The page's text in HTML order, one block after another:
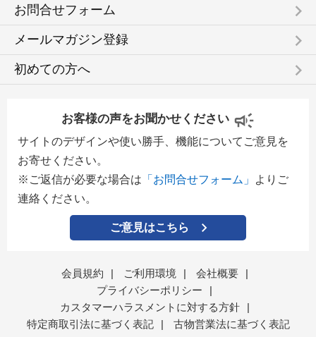
お問合せフォーム keyboard_arrow_right
メールマガジン登録 keyboard_arrow_right
初めての方へ keyboard_arrow_right
お客様の声をお聞かせください
サイトのデザインや使い勝手、機能についてご意見を
お寄せください。
※ご返信が必要な場合は 「お問合せフォーム」
よりご
連絡ください。
ご意見はこちら
会員規約 | ご利用環境 | 会社概要
|
プライバシーポリシー
|
カスタマーハラスメントに対する方針
|
特定商取引法に基づく表記
| 古物営業法に基づく表記